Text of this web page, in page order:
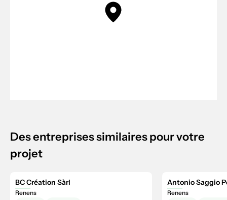
Des entreprises similaires pour votre
projet
BC Création Sàrl
Renens
Antonio Saggio
Renens